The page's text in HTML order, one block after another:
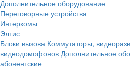
Дополнительное оборудование
Переговорные устройства
Интеркомы
Элтис
Блоки вызова Коммутаторы,
видеодомофонов Дополнительное
абонентские